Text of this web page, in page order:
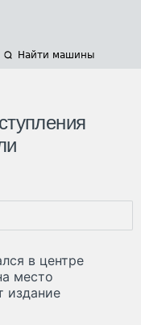
Найти машины
в центре
место
издание